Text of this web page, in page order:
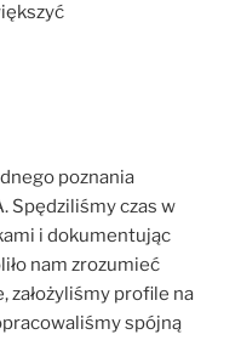
poznania
Spędziliśmy czas w
i dokumentując
nam zrozumieć
założyliśmy profile na
spójną